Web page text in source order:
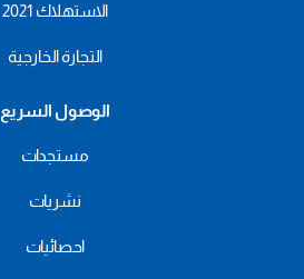
الاستهلاك 2021
التجارة الخارجية
الوصول السريع
مستجدات
نشريات
احصائيات